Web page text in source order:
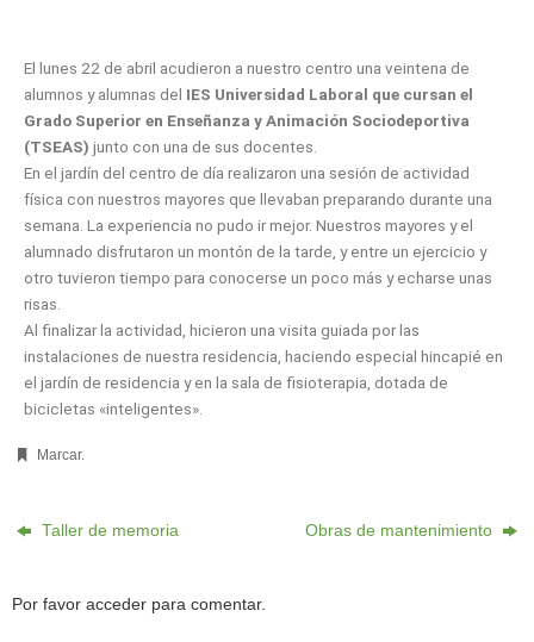
El lunes 22 de abril acudieron a nuestro centro una veintena de
alumnos y alumnas del IES Universidad Laboral que cursan el
Grado Superior en Enseñanza y Animación Sociodeportiva
(TSEAS) junto con una de sus docentes.
En el jardín del centro de día realizaron una sesión de actividad
física con nuestros mayores que llevaban preparando durante una
semana. La experiencia no pudo ir mejor. Nuestros mayores y el
alumnado disfrutaron un montón de la tarde, y entre un ejercicio y
otro tuvieron tiempo para conocerse un poco más y echarse unas
risas.
Al finalizar la actividad, hicieron una visita guiada por las
instalaciones de nuestra residencia, haciendo especial hincapié en
el jardín de residencia y en la sala de fisioterapia, dotada de
bicicletas «inteligentes».
Marcar.
Taller de memoria Obras de mantenimiento
Por favor acceder para comentar.